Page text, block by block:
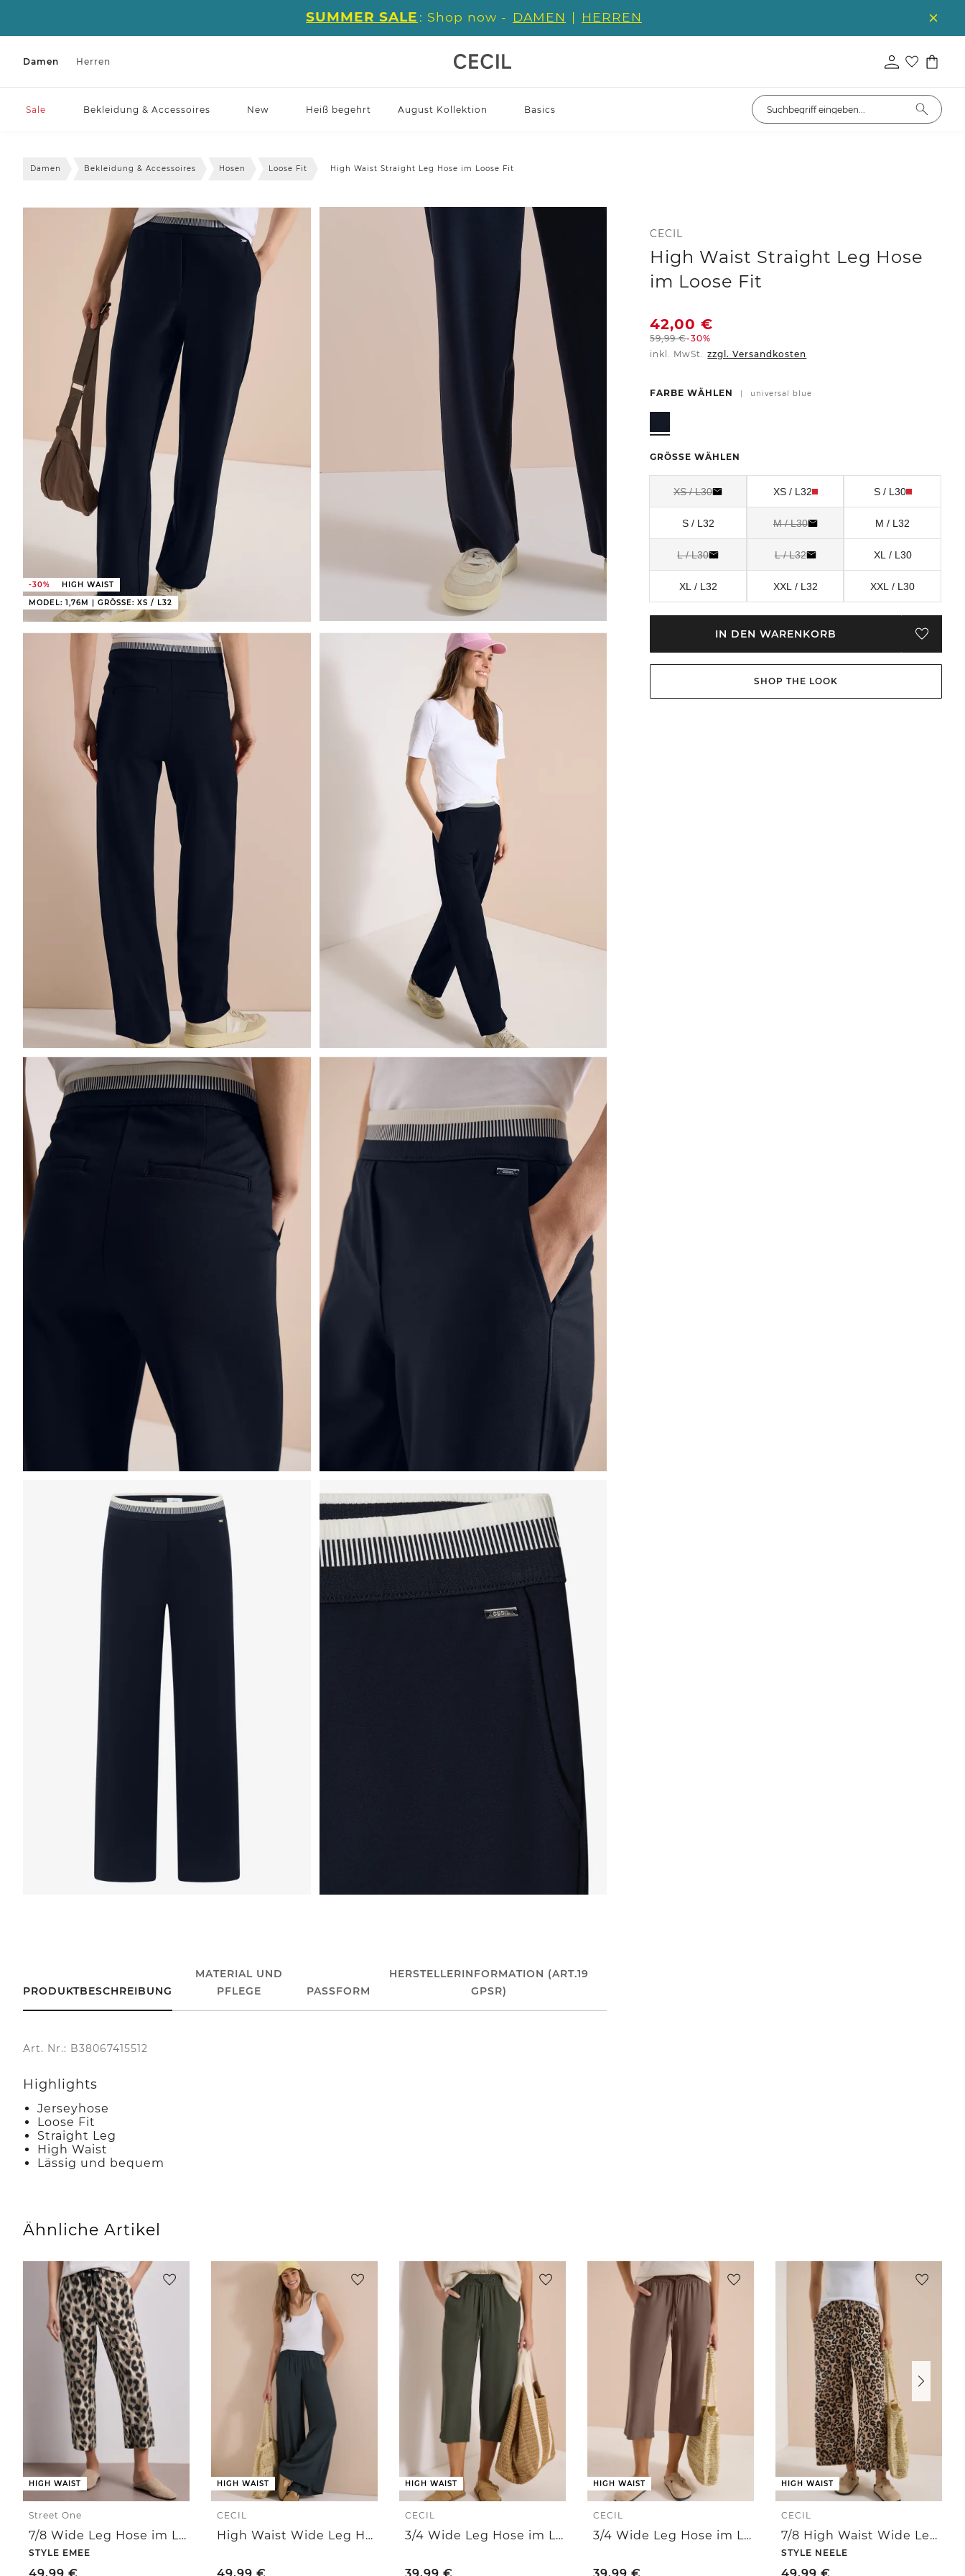
SUMMER SALE : Shop now - DAMEN | HERREN
Damen Herren
Sale Bekleidung & Accessoires New Heiß begehrt August Kollektion Basics
Damen Bekleidung & Accessoires Hosen Loose Fit High Waist Straight Leg Hose im Loose Fit
-30%
HIGH WAIST
MODEL: 1,76M | GRÖSSE: XS / L32
CECIL
High Waist Straight Leg Hose
im Loose Fit
42,00€
59,99€-30%
inkl. MwSt. zzgl. Versandkosten
FARBE WÄHLEN | universal blue
GRÖSSE WÄHLEN
XS / L30 XS / L32 S / L30
S / L32 M / L30 M / L32
L / L30 L / L32 XL / L30
XL / L32 XXL / L32 XXL / L30
IN DEN WARENKORB
SHOP THE LOOK
PRODUKTBESCHREIBUNG
MATERIAL UND
PFLEGE
PASSFORM
HERSTELLERINFORMATION (ART.19
GPSR)
Art. Nr.: B38067415512
Highlights
Jerseyhose
Loose Fit
Straight Leg
High Waist
Lässig und bequem
Ähnliche Artikel
HIGH WAIST
Street One
7/8 Wide Leg Hose im Loose Fit mit Print
STYLE EMEE
HIGH WAIST
CECIL
High Waist Wide Leg Hose im Loose Fit
HIGH WAIST
CECIL
3/4 Wide Leg Hose im Loose Fit
HIGH WAIST
CECIL
3/4 Wide Leg Hose im Loose Fit
HIGH WAIST
CECIL
7/8 High Waist Wide Leg Hose mit Leo-Print
STYLE NEELE